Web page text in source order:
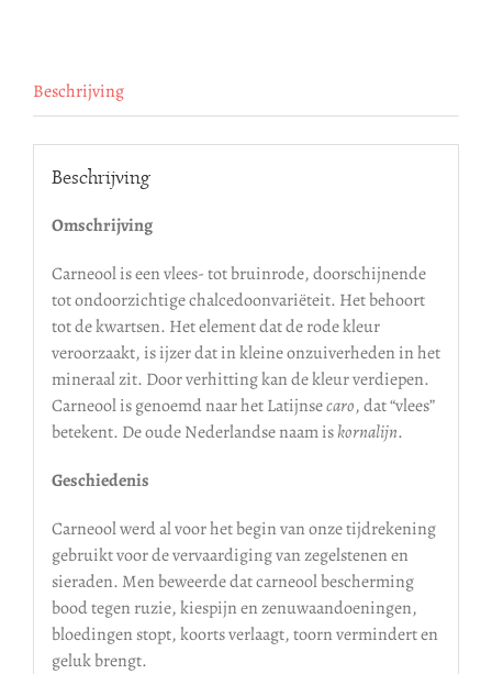
Beschrijving
Beschrijving
Omschrijving
Carneool is een vlees- tot bruinrode, doorschijnende
tot ondoorzichtige chalcedoonvariëteit. Het behoort
tot de kwartsen. Het element dat de rode kleur
veroorzaakt, is ijzer dat in kleine onzuiverheden in het
mineraal zit. Door verhitting kan de kleur verdiepen.
Carneool is genoemd naar het Latijnsecaro, dat “vlees”
betekent. De oude Nederlandse naam iskornalijn.
Geschiedenis
Carneool werd al voor het begin van onze tijdrekening
gebruikt voor de vervaardiging van zegelstenen en
sieraden. Men beweerde dat carneool bescherming
bood tegen ruzie, kiespijn en zenuwaandoeningen,
bloedingen stopt, koorts verlaagt, toorn vermindert en
geluk brengt.